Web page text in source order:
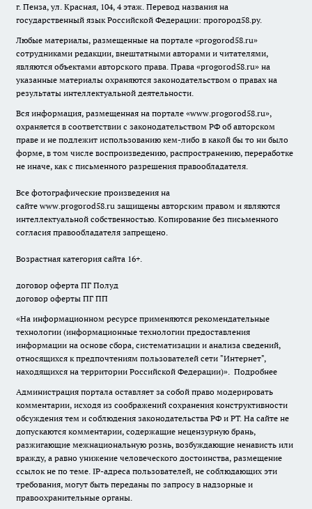
г. Пенза, ул. Красная, 104, 4 этаж. Перевод названия на
государственный язык Российской Федерации: прогород58.ру.
Любые материалы, размещенные на портале «progorod58.ru»
сотрудниками редакции, внештатными авторами и читателями,
являются объектами авторского права. Права «progorod58.ru» на
указанные материалы охраняются законодательством о правах на
результаты интеллектуальной деятельности.
Вся информация, размещенная на портале «www.progorod58.ru»,
охраняется в соответствии с законодательством РФ об авторском
праве и не подлежит использованию кем-либо в какой бы то ни было
форме, в том числе воспроизведению, распространению, переработке
не иначе, как с письменного разрешения правообладателя.
Все фотографические произведения на
сайте www.progorod58.ru защищены авторским правом и являются
интеллектуальной собственностью. Копирование без письменного
согласия правообладателя запрещено.
Возрастная категория сайта 16+.
договор оферта ПГ Полуд
договор оферты ПГ ПП
«На информационном ресурсе применяются рекомендательные
технологии (информационные технологии предоставления
информации на основе сбора, систематизации и анализа сведений,
относящихся к предпочтениям пользователей сети "Интернет",
находящихся на территории Российской Федерации)». Подробнее
Администрация портала оставляет за собой право модерировать
комментарии, исходя из соображений сохранения конструктивности
обсуждения тем и соблюдения законодательства РФ и РТ. На сайте не
допускаются комментарии, содержащие нецензурную брань,
разжигающие межнациональную рознь, возбуждающие ненависть или
вражду, а равно унижение человеческого достоинства, размещение
ссылок не по теме. IP-адреса пользователей, не соблюдающих эти
требования, могут быть переданы по запросу в надзорные и
правоохранительные органы.